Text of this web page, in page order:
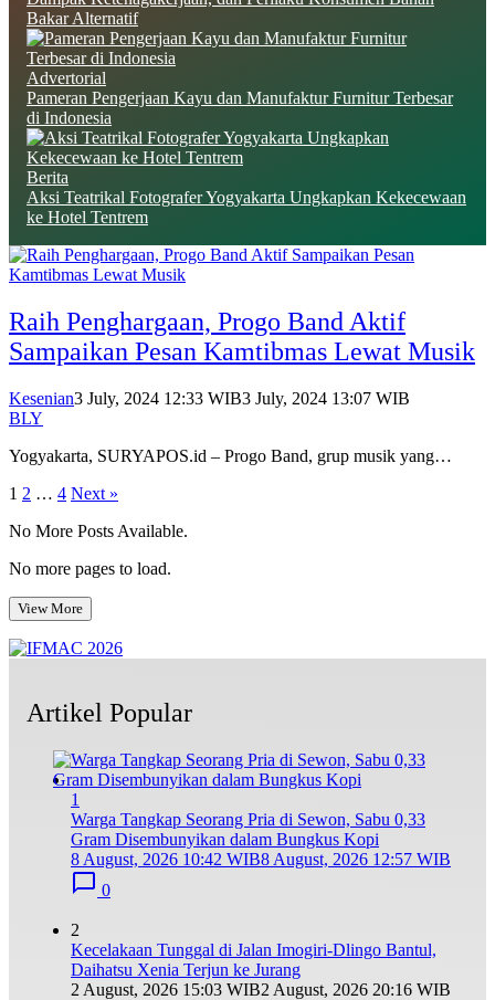
Bakar Alternatif
Advertorial
Pameran Pengerjaan Kayu dan Manufaktur Furnitur Terbesar
di Indonesia
Berita
Aksi Teatrikal Fotografer Yogyakarta Ungkapkan Kekecewaan
ke Hotel Tentrem
Raih Penghargaan, Progo Band Aktif
Sampaikan Pesan Kamtibmas Lewat Musik
Kesenian3 July, 2024 12:33 WIB3 July, 2024 13:07 WIB
BLY
Yogyakarta, SURYAPOS.id – Progo Band, grup musik yang…
Posts
pagination
1 2 … 4 Next »
No More Posts Available.
No more pages to load.
View More
Artikel Popular
1
Warga Tangkap Seorang Pria di Sewon, Sabu 0,33
Gram Disembunyikan dalam Bungkus Kopi
8 August, 2026 10:42 WIB8 August, 2026 12:57 WIB
0
2
Kecelakaan Tunggal di Jalan Imogiri-Dlingo Bantul,
Daihatsu Xenia Terjun ke Jurang
2 August, 2026 15:03 WIB2 August, 2026 20:16 WIB